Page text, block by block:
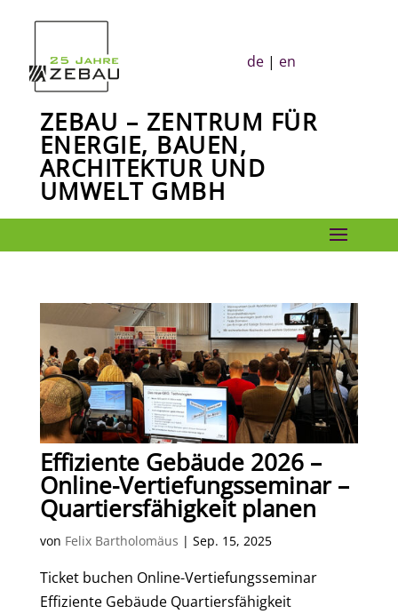
de | en
ZEBAU – ZENTRUM FÜR
ENERGIE, BAUEN,
ARCHITEKTUR UND
UMWELT GMBH
Effiziente Gebäude 2026 –
Online-Vertiefungsseminar –
Quartiersfähigkeit planen
von Felix Bartholomäus | Sep. 15, 2025
Ticket buchen Online-Vertiefungsseminar
Effiziente Gebäude Quartiersfähigkeit